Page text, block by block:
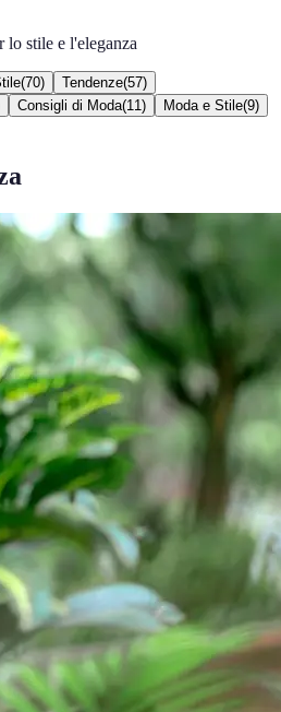
stile e l'eleganza
(70) Tendenze(57)
Consigli di Moda(11 ) Moda e Stile(9)